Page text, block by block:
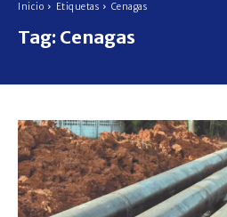
Inicio Etiquetas Cenagas
Tag: Cenagas